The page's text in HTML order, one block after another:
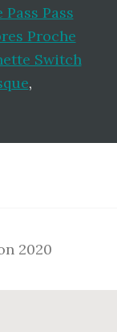
Pass Pass
Proche
Switch
,
2020